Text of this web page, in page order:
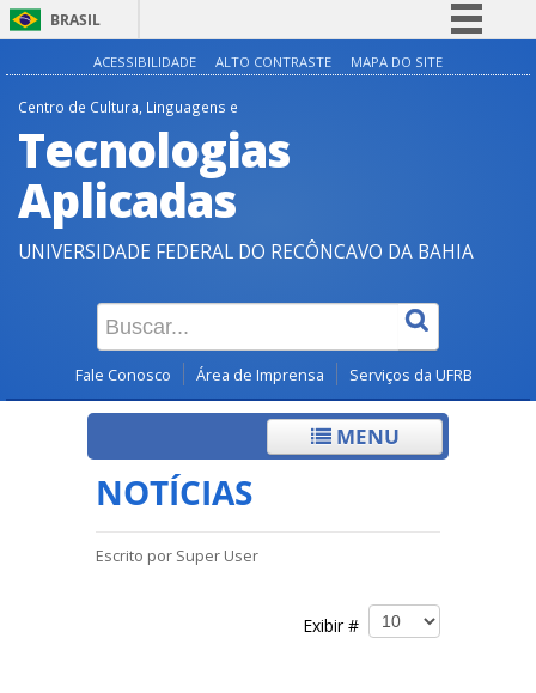
BRASIL
Simplifique!
Canais
ACESSIBILIDADE ALTO CONTRASTE MAPA DO SITE
Centro de Cultura, Linguagens e
Tecnologias
Aplicadas
UNIVERSIDADE FEDERAL DO RECÔNCAVO DA BAHIA
Fale Conosco Área de Imprensa Serviços da UFRB
MENU
NOTÍCIAS
Escrito por Super User
Exibir #